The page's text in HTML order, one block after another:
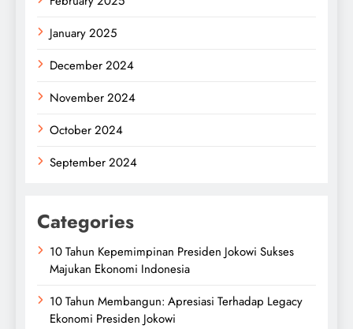
January 2025
December 2024
November 2024
October 2024
September 2024
Categories
10 Tahun Kepemimpinan Presiden Jokowi Sukses
Majukan Ekonomi Indonesia
10 Tahun Membangun: Apresiasi Terhadap Legacy
Ekonomi Presiden Jokowi